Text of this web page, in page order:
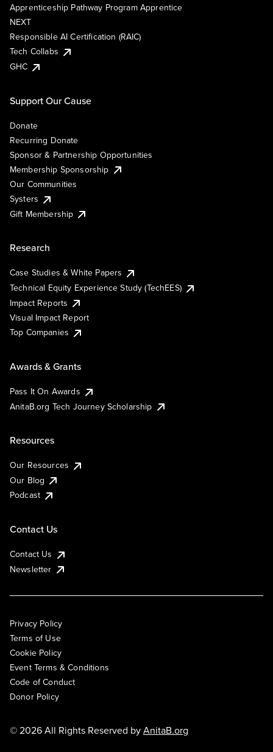
Apprenticeship Pathway Program Apprentice
NEXT
Responsible AI Certification (RAIC)
Tech Collabs
GHC
Support Our Cause
Donate
Recurring Donate
Sponsor & Partnership Opportunities
Membership Sponsorship
Our Communities
Systers
Gift Membership
Research
Case Studies & White Papers
Technical Equity Experience Study (TechEES)
Impact Reports
Visual Impact Report
Top Companies
Awards & Grants
Pass It On Awards
AnitaB.org Tech Journey Scholarship
Resources
Our Resources
Our Blog
Podcast
Contact Us
Contact Us
Newsletter
Privacy Policy
Terms of Use
Cookie Policy
Event Terms & Conditions
Code of Conduct
Donor Policy
© 2026 All Rights Reserved byAnitaB.org